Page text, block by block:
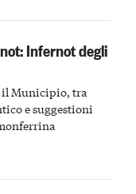
Infernot degli
il Municipio, tra
e suggestioni